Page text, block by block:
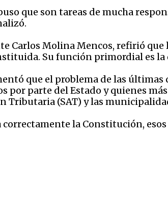
que son tareas de mucha
Carlos Molina Mencos, refirió que
Su función primordial es
que el problema de las
por parte del Estado y quienes
Tributaria (SAT) y las
correctamente la Constitución,